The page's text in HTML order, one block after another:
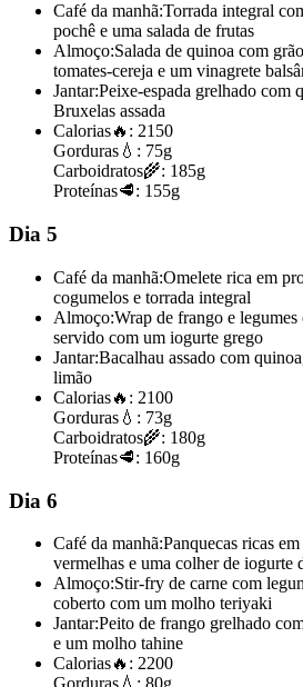
Café da manhã:Torrada integral
pochê e uma salada de frutas
Almoço:Salada de quinoa com
tomates-cereja e um vinagrete
Jantar:Peixe-espada grelhado com
Bruxelas assada
Calorias🔥: 2150
Gorduras 💧: 75g
Carboidratos🌾: 185g
Proteínas🥩: 155g
Dia 5
Café da manhã:Omelete rica em
cogumelos e torrada integral
Almoço:Wrap de frango e
servido com um iogurte grego
Jantar:Bacalhau assado com
limão
Calorias🔥: 2100
Gorduras 💧: 73g
Carboidratos🌾: 180g
Proteínas🥩: 160g
Dia 6
Café da manhã:Panquecas ricas
vermelhas e uma colher de iogurte
Almoço:Stir-fry de carne com
coberto com um molho teriyaki
Jantar:Peito de frango grelhado
e um molho tahine
Calorias🔥: 2200